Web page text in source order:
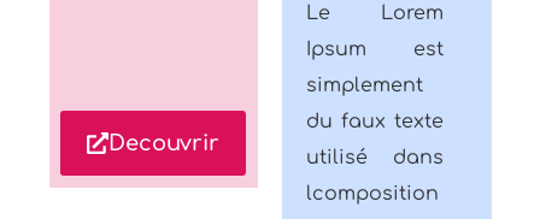
Ipsum est
simplement
du faux texte
utilisé dans
lcomposition